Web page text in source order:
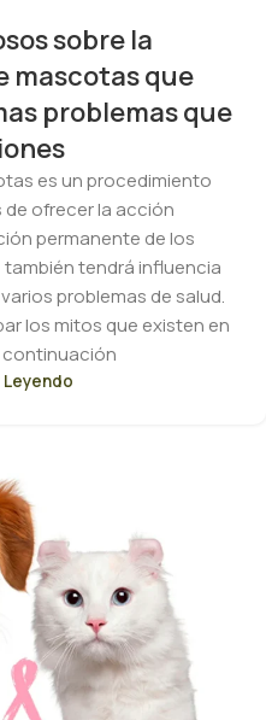
sobre la
mascotas que
problemas que
es un procedimiento
de ofrecer la acción
permanente de los
tendrá influencia
problemas de salud.
los mitos que existen en